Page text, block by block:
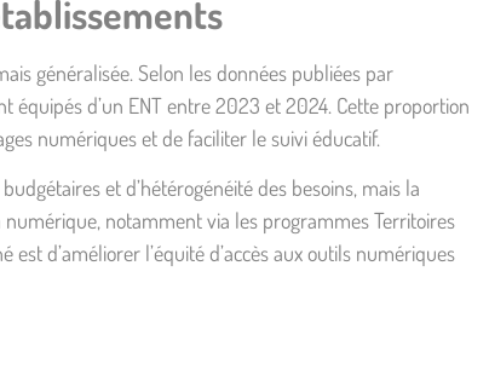
généralisée. Selon les données publiées par
équipés d’un ENT entre 2023 et 2024. Cette proportion
numériques et de faciliter le suivi éducatif.
et d’hétérogénéité des besoins, mais la
notamment via les programmes Territoires
d’améliorer l’équité d’accès aux outils numériques